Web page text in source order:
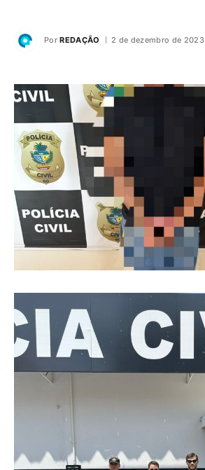
Por REDAÇÃO 2 de dezembro de 2023